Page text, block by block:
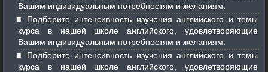
Вашим индивидуальным потребностям и желаниям.
Подберите интенсивность изучения английского и темы
курса в нашей школе английского, удовлетворяющие
Вашим индивидуальным потребностям и желаниям.
Подберите интенсивность изучения английского и темы
курса в нашей школе английского, удовлетворяющие